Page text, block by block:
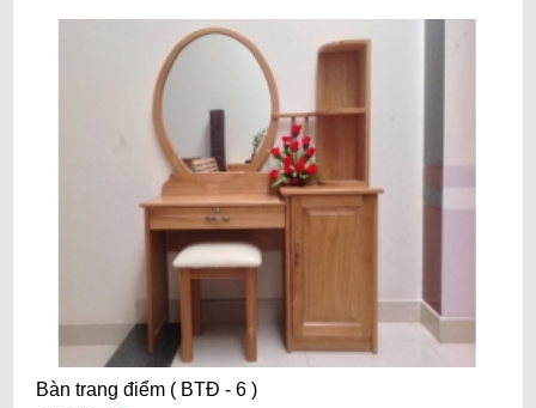
Bàn trang điểm ( BTĐ - 6 )